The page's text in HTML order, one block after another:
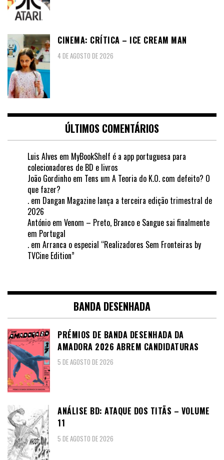
CINEMA: CRÍTICA – ICE CREAM MAN
4 DE AGOSTO DE 2026
ÚLTIMOS COMENTÁRIOS
Luis Alves em MyBookShelf é a app portuguesa para
colecionadores de BD e livros
João Gordinho em Tens um A Teoria do K.O. com defeito? O
que fazer?
. em Dangan Magazine lança a terceira edição trimestral de
2026
António em Venom – Preto, Branco e Sangue sai finalmente
em Portugal
. em Arranca o especial “Realizadores Sem Fronteiras by
TVCine Edition”
BANDA DESENHADA
PRÉMIOS DE BANDA DESENHADA DA
AMADORA 2026 ABREM CANDIDATURAS
5 DE AGOSTO DE 2026
ANÁLISE BD: ATAQUE DOS TITÃS – VOLUME
11
5 DE AGOSTO DE 2026